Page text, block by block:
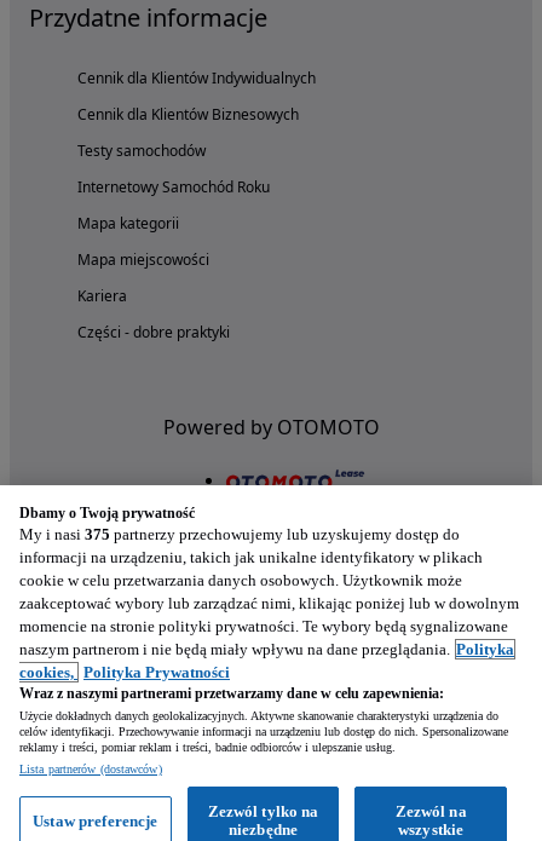
Przydatne informacje
Cennik dla Klientów Indywidualnych
Cennik dla Klientów Biznesowych
Testy samochodów
Internetowy Samochód Roku
Mapa kategorii
Mapa miejscowości
Kariera
Części - dobre praktyki
Powered by OTOMOTO
Nasze aplikacje w twoim telefonie
Dbamy o Twoją prywatność
My i nasi 375 partnerzy przechowujemy lub uzyskujemy dostęp do
informacji na urządzeniu, takich jak unikalne identyfikatory w plikach
cookie w celu przetwarzania danych osobowych. Użytkownik może
zaakceptować wybory lub zarządzać nimi, klikając poniżej lub w dowolnym
momencie na stronie polityki prywatności. Te wybory będą sygnalizowane
naszym partnerom i nie będą miały wpływu na dane przeglądania. Polityka
cookies, Polityka Prywatności
Wraz z naszymi partnerami przetwarzamy dane w celu zapewnienia:
Użycie dokładnych danych geolokalizacyjnych. Aktywne skanowanie charakterystyki urządzenia do
celów identyfikacji. Przechowywanie informacji na urządzeniu lub dostęp do nich. Spersonalizowane
reklamy i treści, pomiar reklam i treści, badnie odbiorców i ulepszanie usług.
Lista partnerów (dostawców)
Zezwól na
wszystkie
Zezwól tylko na
niezbędne
Ustaw preferencje